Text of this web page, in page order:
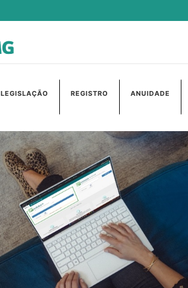
LEGISLAÇÃO REGISTRO ANUIDADE